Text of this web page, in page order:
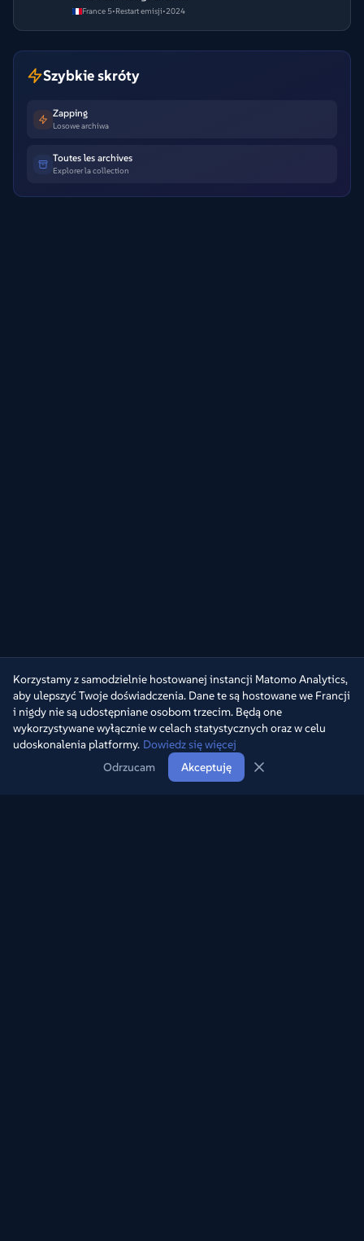
France 5•Restart emisji•2024
Szybkie skróty
Zapping
Losowe archiwa
Toutes les archives
Explorer la collection
Korzystamy z samodzielnie hostowanej instancji Matomo Analytics,
aby ulepszyć Twoje doświadczenia. Dane te są hostowane we Francji
i nigdy nie są udostępniane osobom trzecim. Będą one
wykorzystywane wyłącznie w celach statystycznych oraz w celu
udoskonalenia platformy. Dowiedz się więcej
Odrzucam
Akceptuję